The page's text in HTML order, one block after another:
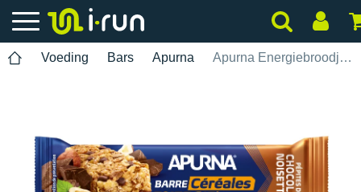
Voeding Bars Apurna Apurna Energiebroodje - Chocoladestukjes/Hazelnoten